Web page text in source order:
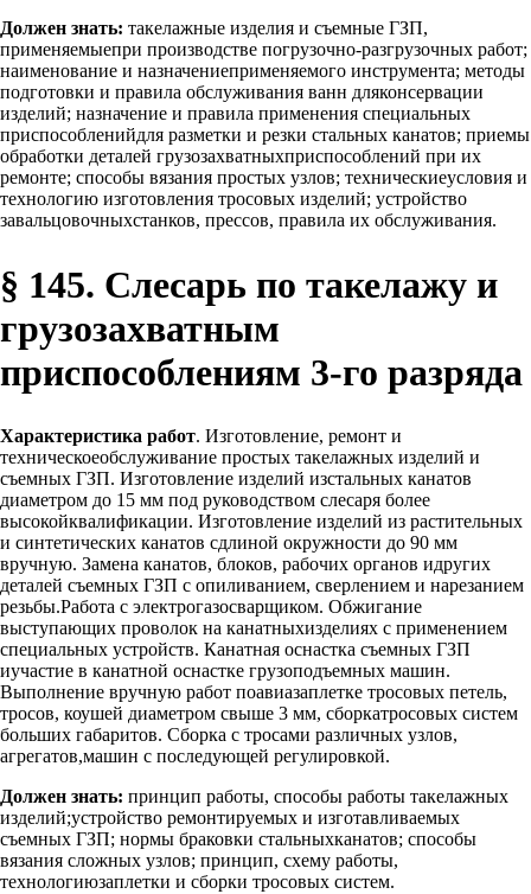
Должен знать: такелажные изделия и съемные ГЗП,
применяемыепри производстве погрузочно-разгрузочных работ;
наименование и назначениеприменяемого инструмента; методы
подготовки и правила обслуживания ванн дляконсервации
изделий; назначение и правила применения специальных
приспособленийдля разметки и резки стальных канатов; приемы
обработки деталей грузозахватныхприспособлений при их
ремонте; способы вязания простых узлов; техническиеусловия и
технологию изготовления тросовых изделий; устройство
завальцовочныхстанков, прессов, правила их обслуживания.
§ 145. Слесарь по такелажу и
грузозахватным
приспособлениям 3-го разряда
Характеристика работ. Изготовление, ремонт и
техническоеобслуживание простых такелажных изделий и
съемных ГЗП. Изготовление изделий изстальных канатов
диаметром до 15 мм под руководством слесаря более
высокойквалификации. Изготовление изделий из растительных
и синтетических канатов сдлиной окружности до 90 мм
вручную. Замена канатов, блоков, рабочих органов идругих
деталей съемных ГЗП с опиливанием, сверлением и нарезанием
резьбы.Работа с электрогазосварщиком. Обжигание
выступающих проволок на канатныхизделиях с применением
специальных устройств. Канатная оснастка съемных ГЗП
иучастие в канатной оснастке грузоподъемных машин.
Выполнение вручную работ поавиазаплетке тросовых петель,
тросов, коушей диаметром свыше 3 мм, сборкатросовых систем
больших габаритов. Сборка с тросами различных узлов,
агрегатов,машин с последующей регулировкой.
Должен знать: принцип работы, способы работы такелажных
изделий;устройство ремонтируемых и изготавливаемых
съемных ГЗП; нормы браковки стальныхканатов; способы
вязания сложных узлов; принцип, схему работы,
технологиюзаплетки и сборки тросовых систем.